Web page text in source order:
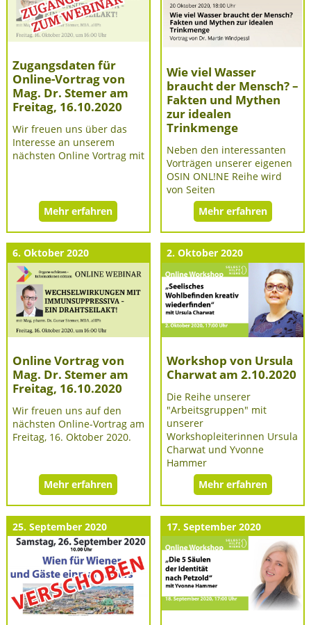
Zugangsdaten für
Online-Vortrag von
Mag. Dr. Stemer am
Freitag, 16.10.2020
Wir freuen uns über das
Interesse an unserem
nächsten Online Vortrag mit
Mehr erfahren
Wie viel Wasser
braucht der Mensch? –
Fakten und Mythen
zur idealen
Trinkmenge
Neben den interessanten
Vorträgen unserer eigenen
OSIN ONL!NE Reihe wird
von Seiten
Mehr erfahren
6. Oktober 2020
Online Vortrag von
Mag. Dr. Stemer am
Freitag, 16.10.2020
Wir freuen uns auf den
nächsten Online-Vortrag am
Freitag, 16. Oktober 2020.
Mehr erfahren
2. Oktober 2020
Workshop von Ursula
Charwat am 2.10.2020
Die Reihe unserer
"Arbeitsgruppen" mit
unserer
Workshopleiterinnen Ursula
Charwat und Yvonne
Hammer
Mehr erfahren
25. September 2020 17. September 2020